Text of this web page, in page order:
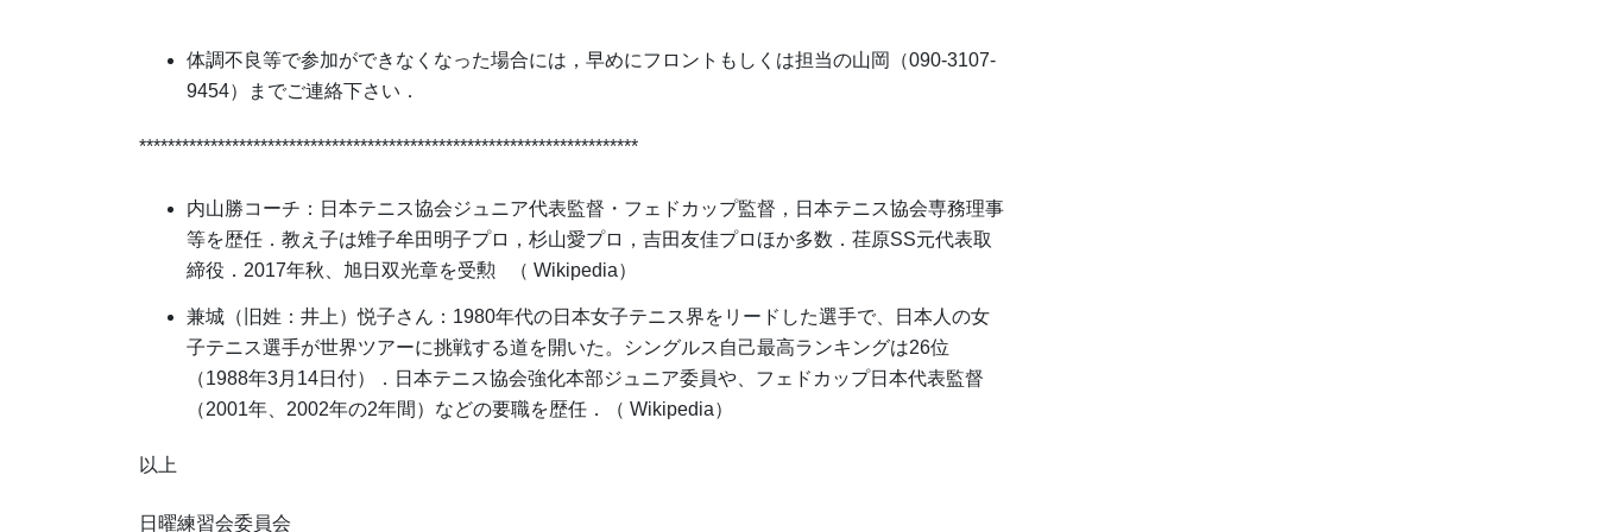
体調不良等で参加ができなくなった場合には，早めにフロントもしくは担当の山岡（090-3107-
9454）までご連絡下さい．
**********************************************************************
内山勝コーチ：日本テニス協会ジュニア代表監督・フェドカップ監督，日本テニス協会専務理事
等を歴任．教え子は雉子牟田明子プロ，杉山愛プロ，吉田友佳プロほか多数．荏原SS元代表取
締役．2017年秋、旭日双光章を受勲 （ Wikipedia）
兼城（旧姓：井上）悦子さん：1980年代の日本女子テニス界をリードした選手で、日本人の女
子テニス選手が世界ツアーに挑戦する道を開いた。シングルス自己最高ランキングは26位
（1988年3月14日付）．日本テニス協会強化本部ジュニア委員や、フェドカップ日本代表監督
（2001年、2002年の2年間）などの要職を歴任．（ Wikipedia）
以上
日曜練習会委員会